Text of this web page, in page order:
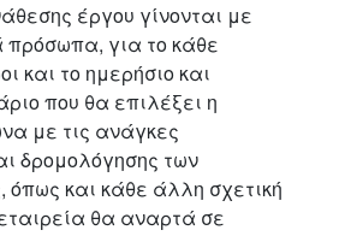
έργου γίνονται με
πρόσωπα, για το κάθε
και το ημερήσιο και
που θα επιλέξει η
με τις ανάγκες
δρομολόγησης των
και κάθε άλλη σχετική
θα αναρτά σε